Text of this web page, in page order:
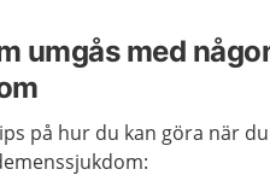
umgås med
på hur du kan göra när